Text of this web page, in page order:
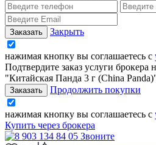
Закрыть
нажимая кнопку вы соглашаетесь с
Подтвердите заказ услуги
"Китайская Панда 3 г (China
Продолжить покупки
нажимая кнопку вы соглашаетесь с
Купить через брокера
Звоните